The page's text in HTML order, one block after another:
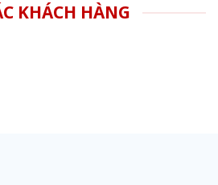
KHÁCH HÀNG